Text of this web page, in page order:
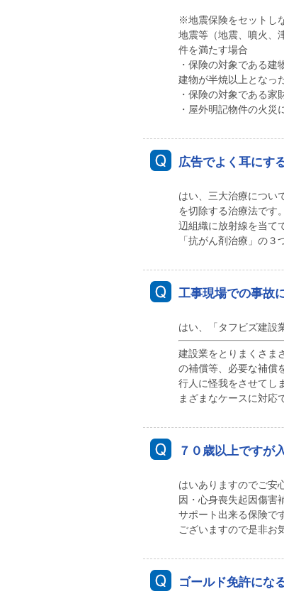
※地震保険をセットし
地震等（地震、噴火、
件を満たす場合
・保険の対象である
建物が半焼以上となっ
・保険の対象である
・屋外明記物件の火
広告でよく耳にす
はい、三大治療につい
を切除する治療法です
辺組織に放射線を当て
「抗がん剤治療」の３
工事現場での事故
はい、「タフビズ建設
建設業をとりまくさま
の補償等、必要な補償
行人に怪我をさせてし
まざまなケースに対応
７０歳以上ですが
はいありますのでご安
因・心身喪失起因傷害
サポート出来る保険で
ございますので是非お
ゴールド免許にな